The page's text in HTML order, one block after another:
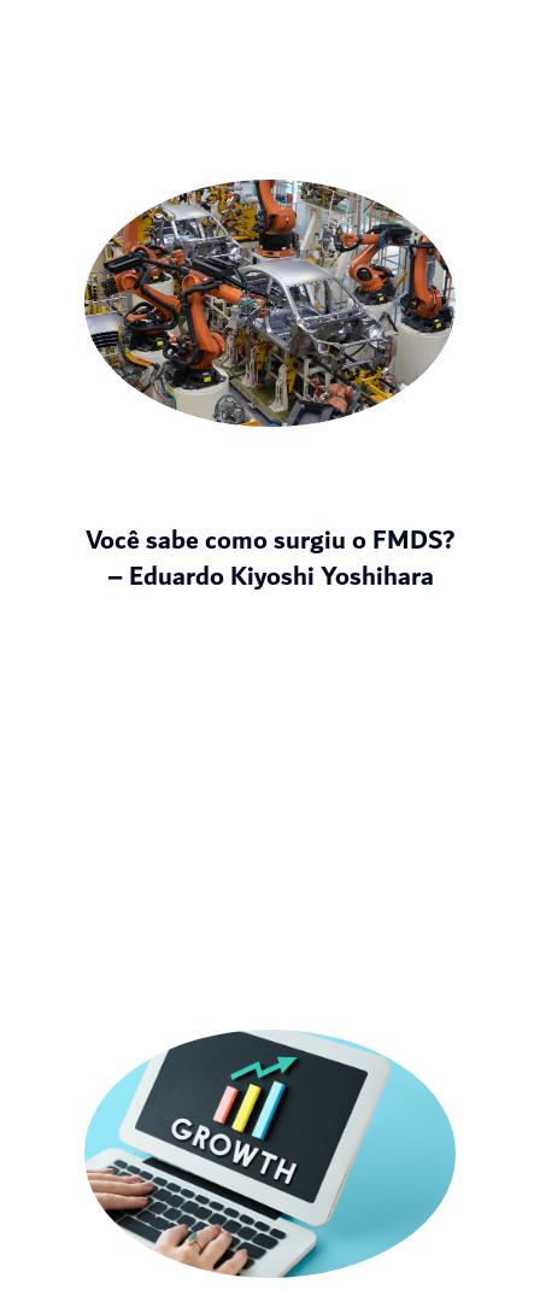
Você sabe como surgiu o FMDS?
– Eduardo Kiyoshi Yoshihara